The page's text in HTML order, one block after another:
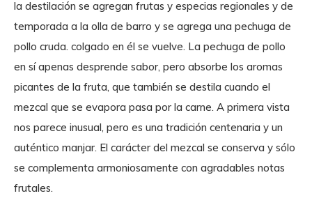
la destilación se agregan frutas y especias regionales y de
temporada a la olla de barro y se agrega una pechuga de
pollo cruda. colgado en él se vuelve. La pechuga de pollo
en sí apenas desprende sabor, pero absorbe los aromas
picantes de la fruta, que también se destila cuando el
mezcal que se evapora pasa por la carne. A primera vista
nos parece inusual, pero es una tradición centenaria y un
auténtico manjar. El carácter del mezcal se conserva y sólo
se complementa armoniosamente con agradables notas
frutales.